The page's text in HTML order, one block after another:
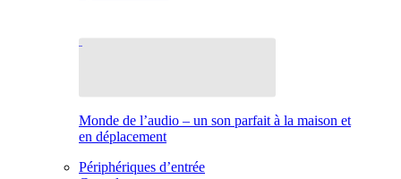
Monde de l’audio – un son parfait à la maison et
en déplacement
Périphériques d’entrée